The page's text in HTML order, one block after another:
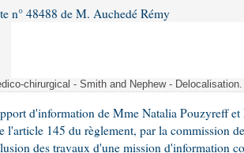
n° 48488 de M. Auchedé Rémy
chirurgical - Smith and Nephew -
d'information de Mme Natalia Pouzyreff
l'article 145 du règlement, par la commission
des travaux d'une mission d'information